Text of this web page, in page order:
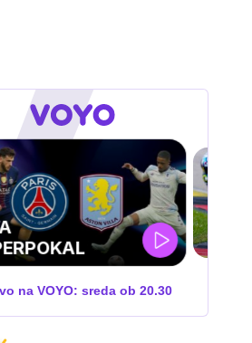
. VN
BRITANIJE
na VOYO: PET-NED